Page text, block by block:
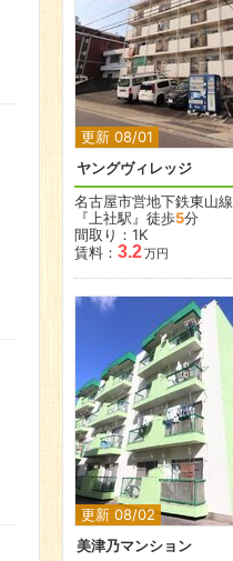
更新 08/01
ヤングヴィレッジ
名古屋市営地下鉄東山線
『上社駅』徒歩5分
間取り：1K
賃料： 3.2万円
更新 08/02
美津乃マンション